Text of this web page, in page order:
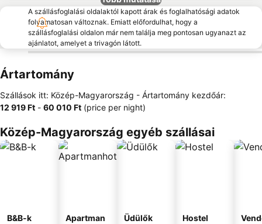
A szállásfoglalási oldalaktól kapott árak és foglalhatósági adatok
folyamatosan változnak. Emiatt előfordulhat, hogy a
szállásfoglalási oldalon már nem találja meg pontosan ugyanazt az
ajánlatot, amelyet a trivagón látott.
Ártartomány
Szállások itt: Közép-Magyarország - Ártartomány kezdőár:
‎12 919 Ft - ‎60 010 Ft (price per night)
Közép-Magyarország egyéb szállásai
B&B-k
Apartman
Üdülők Hostel